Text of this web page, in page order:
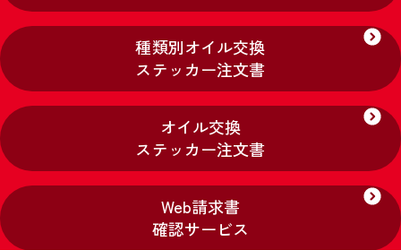
種類別オイル交換
ステッカー注文書
オイル交換
ステッカー注文書
Web請求書
確認サービス